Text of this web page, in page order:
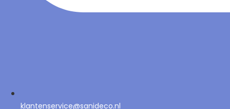
klantenservice@sanideco.nl